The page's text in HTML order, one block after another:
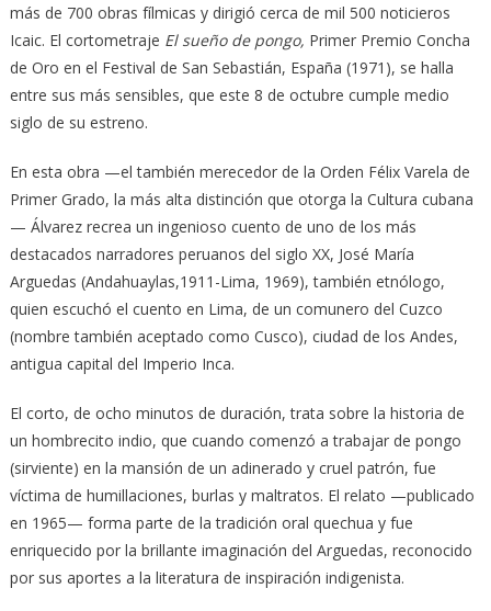
más de 700 obras fílmicas y dirigió cerca de mil 500 noticieros
Icaic. El cortometraje El sueño de pongo, Primer Premio Concha
de Oro en el Festival de San Sebastián, España (1971), se halla
entre sus más sensibles, que este 8 de octubre cumple medio
siglo de su estreno.
En esta obra —el también merecedor de la Orden Félix Varela de
Primer Grado, la más alta distinción que otorga la Cultura cubana
— Álvarez recrea un ingenioso cuento de uno de los más
destacados narradores peruanos del siglo XX, José María
Arguedas (Andahuaylas,1911-Lima, 1969), también etnólogo,
quien escuchó el cuento en Lima, de un comunero del Cuzco
(nombre también aceptado como Cusco), ciudad de los Andes,
antigua capital del Imperio Inca.
El corto, de ocho minutos de duración, trata sobre la historia de
un hombrecito indio, que cuando comenzó a trabajar de pongo
(sirviente) en la mansión de un adinerado y cruel patrón, fue
víctima de humillaciones, burlas y maltratos. El relato —publicado
en 1965— forma parte de la tradición oral quechua y fue
enriquecido por la brillante imaginación del Arguedas, reconocido
por sus aportes a la literatura de inspiración indigenista.